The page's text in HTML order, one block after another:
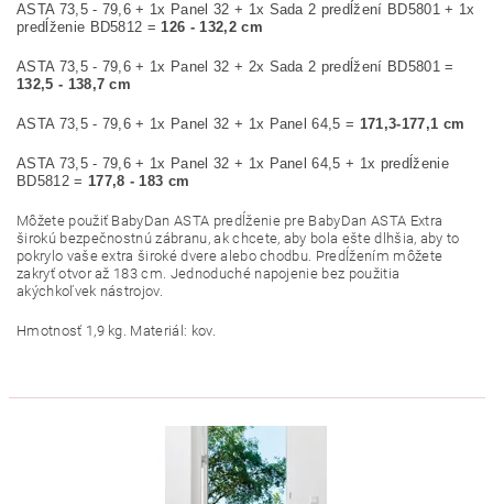
ASTA 73,5 - 79,6 + 1x Panel 32 + 1x Sada 2 predĺžení BD5801 + 1x
predĺženie BD5812 =126 - 132,2 cm
ASTA 73,5 - 79,6 + 1x Panel 32 + 2x Sada 2 predĺžení BD5801 =
132,5 - 138,7 cm
ASTA 73,5 - 79,6 + 1x Panel 32 + 1x Panel 64,5 = 171,3-177,1 cm
ASTA 73,5 - 79,6 + 1x Panel 32 + 1x Panel 64,5 + 1x predĺženie
BD5812 = 177,8 - 183 cm
Môžete použiť BabyDan ASTA predĺženie pre BabyDan ASTA Extra
širokú bezpečnostnú zábranu, ak chcete, aby bola ešte dlhšia, aby to
pokrylo vaše extra široké dvere alebo chodbu. Predĺžením môžete
zakryť otvor až 183 cm. Jednoduché napojenie bez použitia
akýchkoľvek nástrojov.
Hmotnosť 1,9 kg. Materiál: kov.